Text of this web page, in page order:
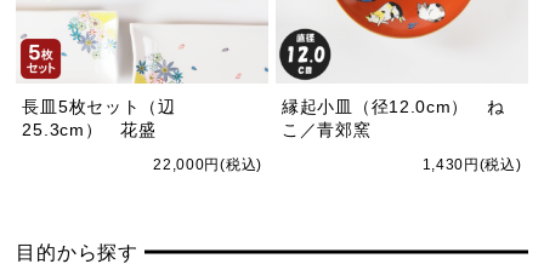
長皿5枚セット（辺
25.3cm） 花盛
22,000円(税込)
縁起小皿（径12.0cm） ね
こ／青郊窯
1,430円(税込)
目的から探す